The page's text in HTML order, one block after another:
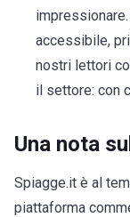
accessibile,
nostri lettori
il settore: con
Una nota
Spiagge.it è al
piattaforma